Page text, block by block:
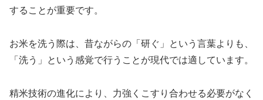
することが重要です。
お米を洗う際は、昔ながらの「研ぐ」という言葉よりも、
「洗う」という感覚で行うことが現代では適しています。
精米技術の進化により、力強くこすり合わせる必要がなく